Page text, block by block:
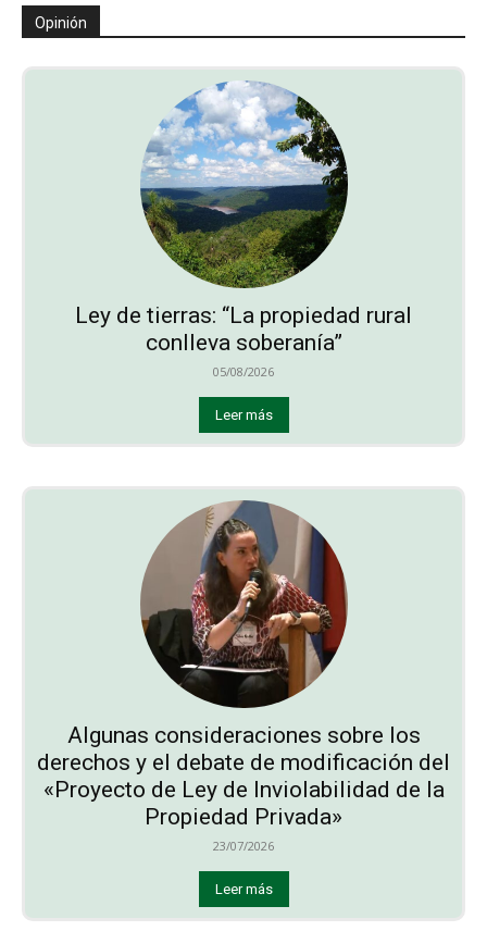
Opinión
Ley de tierras: “La propiedad rural
conlleva soberanía”
05/08/2026
Leer más
Algunas consideraciones sobre los
derechos y el debate de modificación del
«Proyecto de Ley de Inviolabilidad de la
Propiedad Privada»
23/07/2026
Leer más